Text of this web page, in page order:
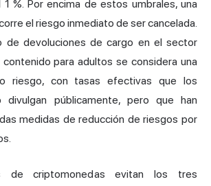
%. Por encima de estos umbrales, una
el riesgo inmediato de ser cancelada.
de devoluciones de cargo en el sector
contenido para adultos se considera una
riesgo, con tasas efectivas que los
divulgan públicamente, pero que han
medidas de reducción de riesgos por
de criptomonedas evitan los tres